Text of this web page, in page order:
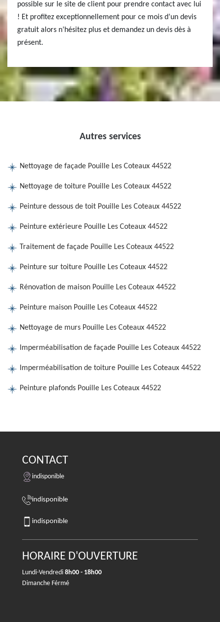
possible sur le site de client pour prendre contact avec lui
! Et profitez exceptionnellement pour ce mois d’un devis
gratuit alors n’hésitez plus et demandez un devis dès à
présent.
Autres services
Nettoyage de façade Pouille Les Coteaux 44522
Nettoyage de toiture Pouille Les Coteaux 44522
Peinture dessous de toit Pouille Les Coteaux 44522
Peinture extérieure Pouille Les Coteaux 44522
Traitement de façade Pouille Les Coteaux 44522
Peinture sur toiture Pouille Les Coteaux 44522
Rénovation de maison Pouille Les Coteaux 44522
Peinture maison Pouille Les Coteaux 44522
Nettoyage de murs Pouille Les Coteaux 44522
Imperméabilisation de façade Pouille Les Coteaux 44522
Imperméabilisation de toiture Pouille Les Coteaux 44522
Peinture plafonds Pouille Les Coteaux 44522
CONTACT
indisponible
indisponible
indisponible
HORAIRE D'OUVERTURE
Lundi-Vendredi 8h00 - 18h00
Dimanche Férmé